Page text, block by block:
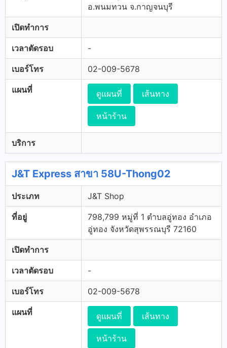
อ.พนมทวน จ.กาญจนบุรี
เปิดทำการ
เวลาตัดรอบ -
เบอร์โทร 02-009-5678
แผนที่ ดูแผนที่ เส้นทาง
หน้าร้าน
บริการ
J&T Express สาขา 58U-Thong02
ประเภท J&T Shop
ที่อยู่
798,799 หมู่ที่ 1 ตำบลอู่ทอง อำเภอ
อู่ทอง จังหวัดสุพรรณบุรี 72160
เปิดทำการ
เวลาตัดรอบ -
เบอร์โทร 02-009-5678
แผนที่ ดูแผนที่ เส้นทาง
หน้าร้าน